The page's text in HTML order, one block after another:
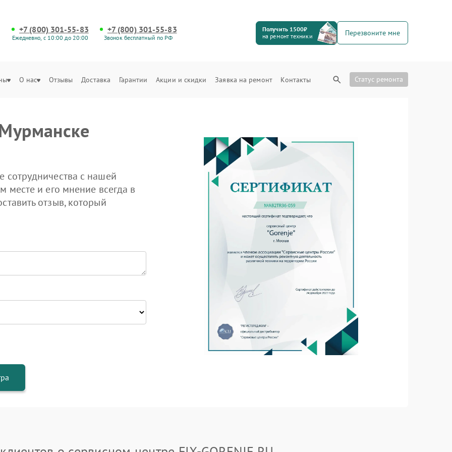
+7 (800) 301-55-83
Ежедневно, с 10:00 до 20:00
+7 (800) 301-55-83
Звонок бесплатный по РФ
Получить 1500₽
на ремонт техники
Перезвоните мне
О нас Отзывы Доставка Гарантии Акции и скидки Заявка на ремонт Контакты Статус ремонта
сотрудничества с нашей
месте и его мнение всегда в
отзыв, который